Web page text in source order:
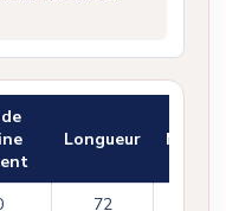
Longueur
72